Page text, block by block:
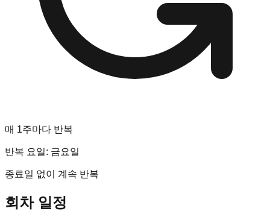
매 1주마다 반복
반복 요일: 금요일
종료일 없이 계속 반복
회차 일정